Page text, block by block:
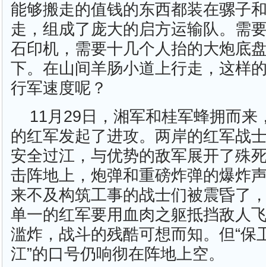
能够搬走的值钱的东西都装在骡子
走，组成了庞大的启方运输队。需
石印机，需要十几个人抬的大炮底
下。在山间羊肠小道上行走，这样
行军速度呢？
11月29日，湘军和桂军蜂拥而来
的红军发起了进攻。两岸的红军战
安全过江，与优势的敌军展开了殊
击阵地上，炮弹和重磅炸弹的爆炸
来不及构筑工事的战士们被震昏了
单一的红军要用血肉之躯抵挡敌人
滥炸，战斗的残酷可想而知。但“保
江”的口号仍响彻在阵地上空。